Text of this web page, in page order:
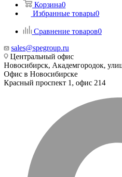
Корзина0
Избранные товары0
Сравнение товаров0
sales@spegroup.ru
Центральный офис
Новосибирск, Академгородок,
Офис в Новосибирске
Красный проспект 1, офис 214